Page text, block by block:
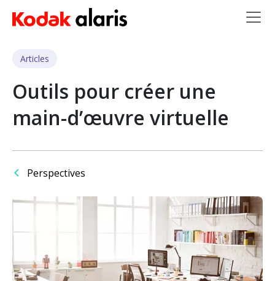
Skip to main content
Articles
Outils pour créer une
main-d’œuvre virtuelle
Perspectives
Image